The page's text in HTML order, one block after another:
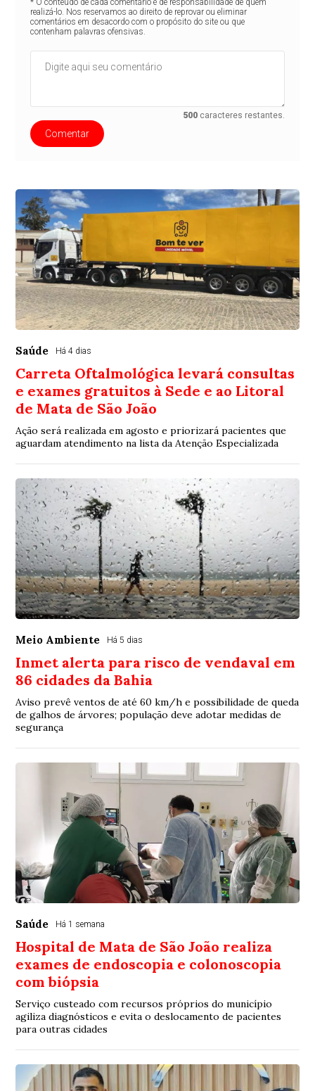
* O conteúdo de cada comentário é de responsabilidade de quem
realizá-lo. Nos reservamos ao direito de reprovar ou eliminar
comentários em desacordo com o propósito do site ou que
contenham palavras ofensivas.
500 caracteres restantes.
Comentar
Saúde Há 4 dias
Carreta Oftalmológica levará consultas
e exames gratuitos à Sede e ao Litoral
de Mata de São João
Ação será realizada em agosto e priorizará pacientes que
aguardam atendimento na lista da Atenção Especializada
Meio Ambiente Há 5 dias
Inmet alerta para risco de vendaval em
86 cidades da Bahia
Aviso prevê ventos de até 60 km/h e possibilidade de queda
de galhos de árvores; população deve adotar medidas de
segurança
Saúde Há 1 semana
Hospital de Mata de São João realiza
exames de endoscopia e colonoscopia
com biópsia
Serviço custeado com recursos próprios do município
agiliza diagnósticos e evita o deslocamento de pacientes
para outras cidades